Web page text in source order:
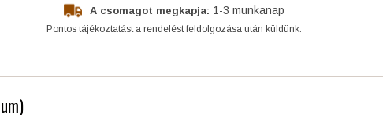
A csomagot megkapja: 1-3 munkanap
Pontos tájékoztatást a rendelést feldolgozása után küldünk.